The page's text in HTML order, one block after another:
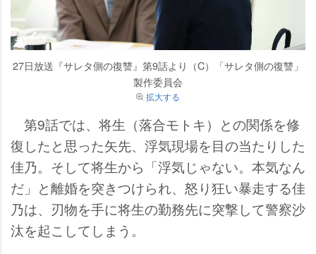
27日放送『サレタ側の復讐』第9話より（C）「サレタ側の復讐」
製作委員会
拡大する
第9話では、将生（落合モトキ）との関係を修
復したと思った矢先、浮気現場を目の当たりした
佳乃。そして将生から「浮気じゃない。本気なん
だ」と離婚を突きつけられ、怒り狂い暴走する佳
乃は、刃物を手に将生の勤務先に突撃して警察沙
汰を起こしてしまう。